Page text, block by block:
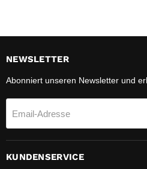
NEWSLETTER
Abonniert unseren Newsletter und
Email-Adresse
KUNDENSERVICE